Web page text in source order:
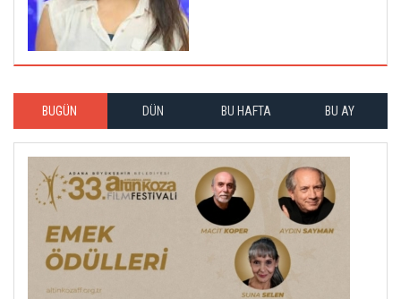
BUGÜN DÜN BU HAFTA BU AY